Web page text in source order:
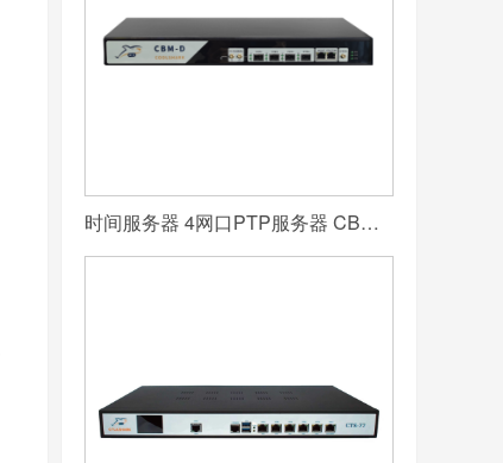
时间服务器 4网口PTP服务器 CBM-D-40